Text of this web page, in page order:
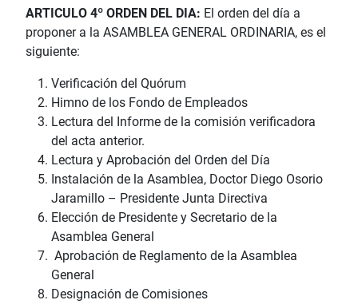
ARTICULO 4º ORDEN DEL DIA: El orden del día a
proponer a la ASAMBLEA GENERAL ORDINARIA, es el
siguiente:
Verificación del Quórum
Himno de los Fondo de Empleados
Lectura del Informe de la comisión verificadora
del acta anterior.
Lectura y Aprobación del Orden del Día
Instalación de la Asamblea, Doctor Diego Osorio
Jaramillo – Presidente Junta Directiva
Elección de Presidente y Secretario de la
Asamblea General
Aprobación de Reglamento de la Asamblea
General
Designación de Comisiones